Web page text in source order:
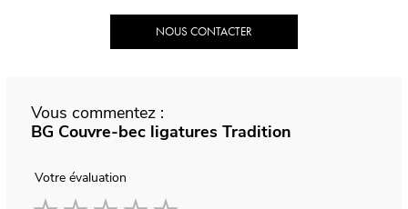
NOUS CONTACTER
Vous commentez :
BG Couvre-bec ligatures Tradition
Votre évaluation